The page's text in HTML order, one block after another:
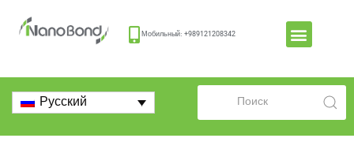
Мобильный: +989121208342
Русский